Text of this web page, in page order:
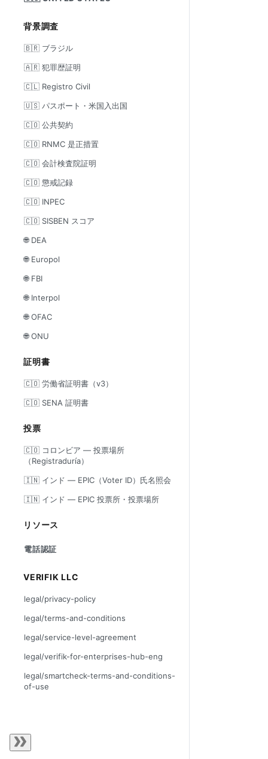
背景調査
🇧🇷 ブラジル
🇦🇷 犯罪歴証明
🇨🇱 Registro Civil
🇺🇸 パスポート・米国入出国
🇨🇴 公共契約
🇨🇴 RNMC 是正措置
🇨🇴 会計検査院証明
🇨🇴 懲戒記録
🇨🇴 INPEC
🇨🇴 SISBEN スコア
🌐 DEA
🌐 Europol
🌐 FBI
🌐 Interpol
🌐 OFAC
🌐 ONU
証明書
🇨🇴 労働省証明書（v3）
🇨🇴 SENA 証明書
投票
🇨🇴 コロンビア — 投票場所
（Registraduría）
🇮🇳 インド — EPIC（Voter ID）氏名照会
🇮🇳 インド — EPIC 投票所・投票場所
リソース
電話認証
VERIFIK LLC
legal/privacy-policy
legal/terms-and-conditions
legal/service-level-agreement
legal/verifik-for-enterprises-hub-eng
legal/smartcheck-terms-and-conditions-
of-use